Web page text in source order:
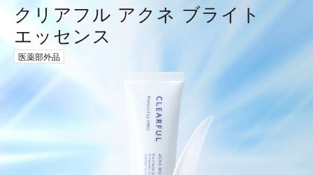
クリアフル アクネ ブライト
エッセンス
医薬部外品